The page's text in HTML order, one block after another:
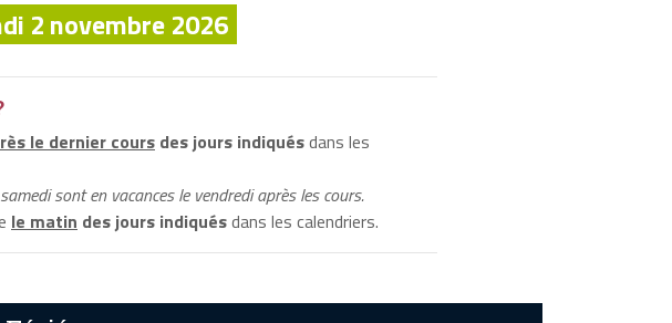
2 novembre 2026
le dernier cours des jours indiquésdans les
sont en vacances le vendredi après les cours.
le matin des jours indiquésdans les calendriers.